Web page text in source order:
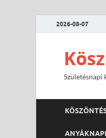
2026-08-07
Születésnapi